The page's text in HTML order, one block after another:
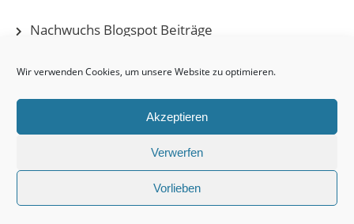
Wir verwenden Cookies, um unsere Website zu optimieren.
Akzeptieren
Verwerfen
Vorlieben
Nachwuchs Blogspot Beiträge
Herren Blogspot Beiträge
SV Brehmer Leipzig e.V. |Powered by WordPress
Theme by Grace Themes